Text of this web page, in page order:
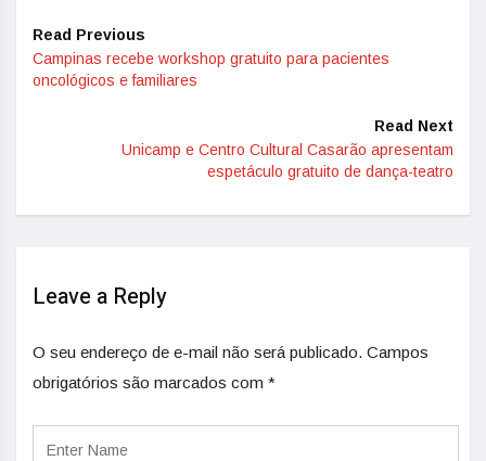
Read Previous
Campinas recebe workshop gratuito para pacientes
oncológicos e familiares
Read Next
Unicamp e Centro Cultural Casarão apresentam
espetáculo gratuito de dança-teatro
Leave a Reply
O seu endereço de e-mail não será publicado. Campos
obrigatórios são marcados com *